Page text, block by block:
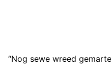
“Nog sewe wreed